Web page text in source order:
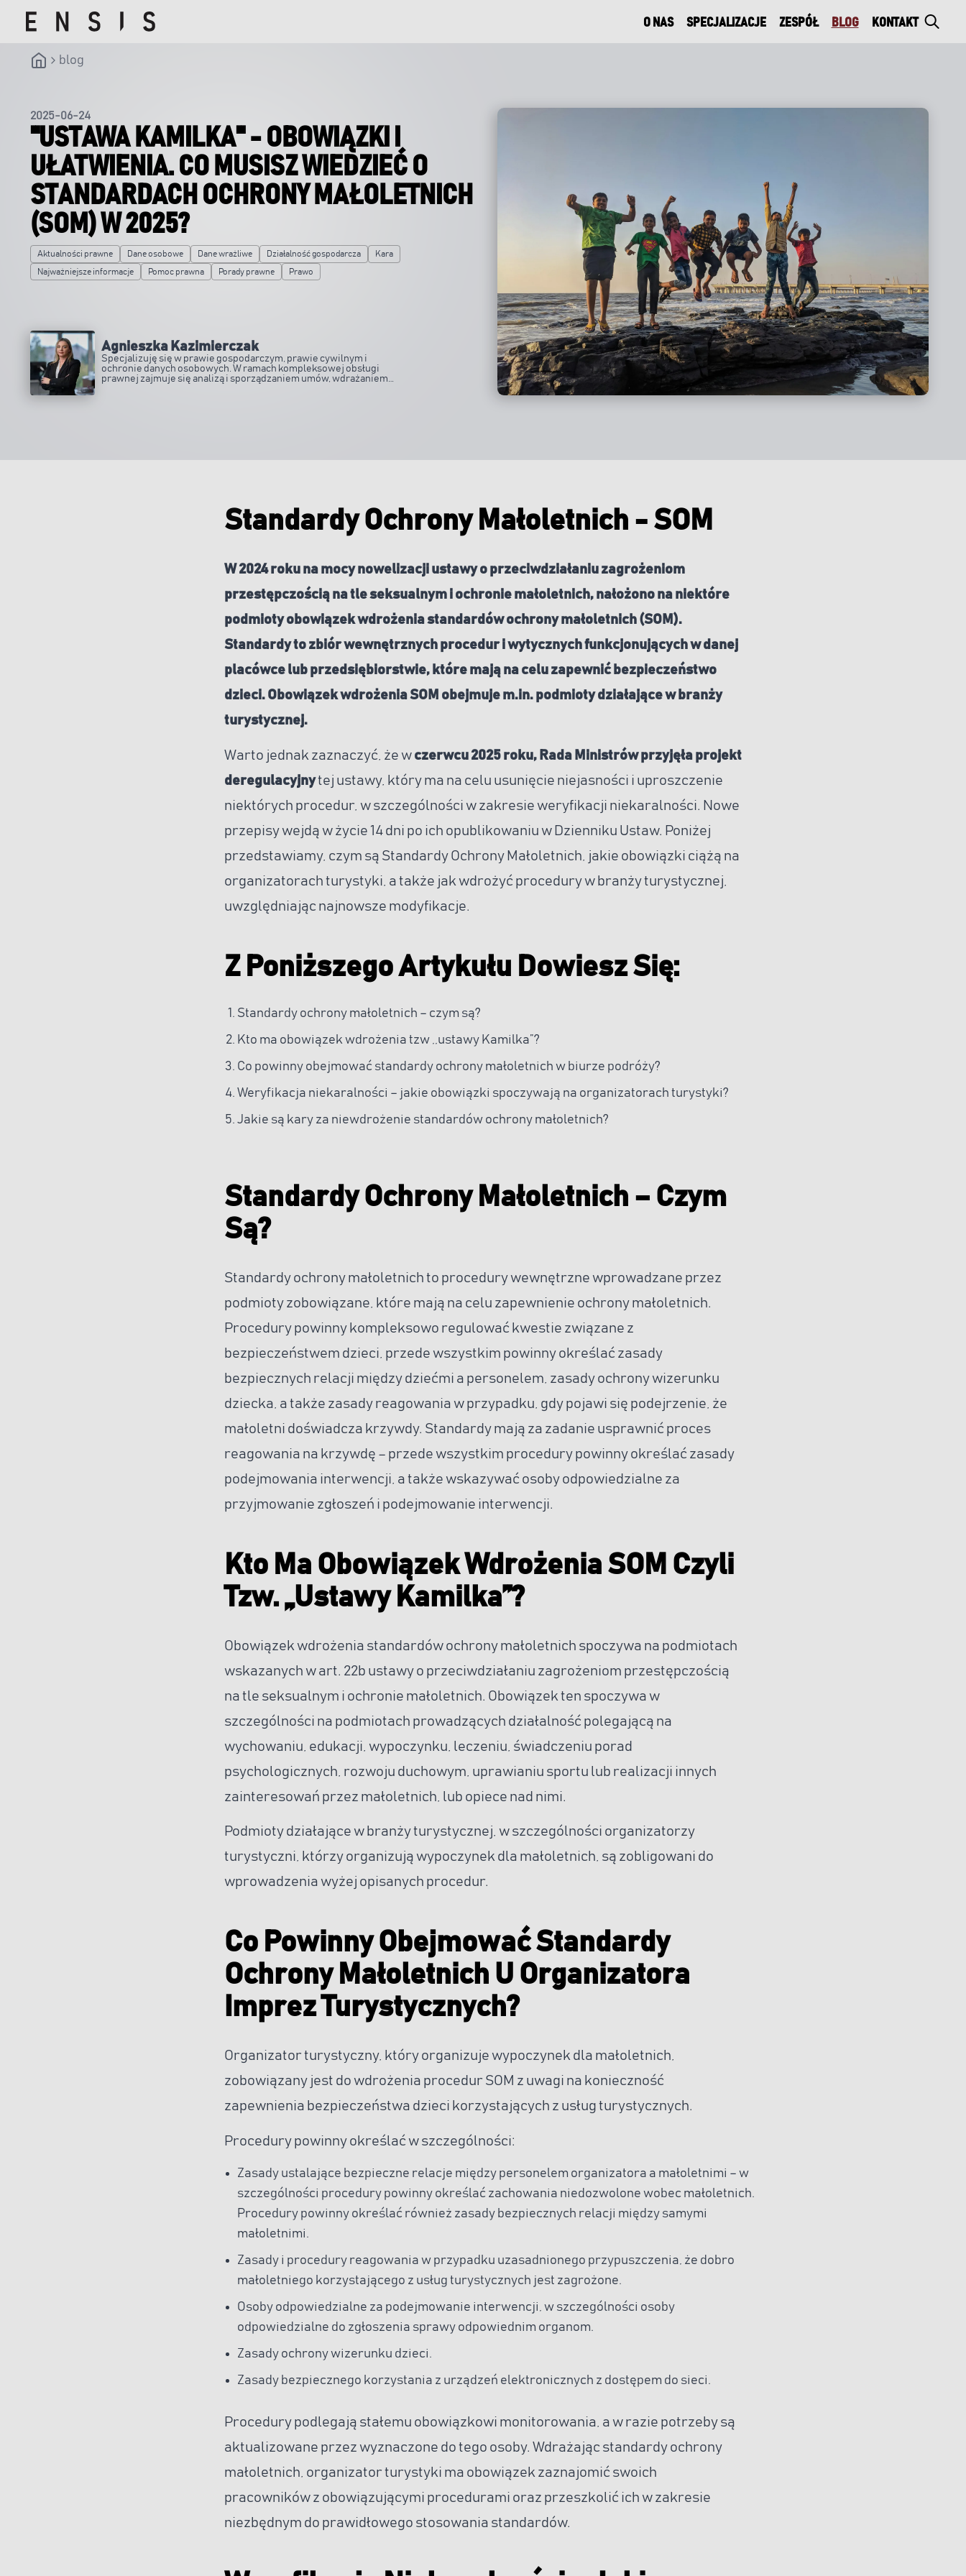
O NAS SPECJALIZACJE ZESPÓŁ BLOG KONTAKT
blog
2025-06-24
"USTAWA KAMILKA" - OBOWIĄZKI I
UŁATWIENIA. CO MUSISZ WIEDZIEĆ O
STANDARDACH OCHRONY MAŁOLETNICH
(SOM) W 2025?
Aktualności prawne Dane osobowe Dane wrażliwe Działalność gospodarcza Kara
Najważniejsze informacje Pomoc prawna Porady prawne Prawo
Agnieszka Kazimierczak
Specjalizuję się w prawie gospodarczym, prawie cywilnym i
ochronie danych osobowych. W ramach kompleksowej obsługi
prawnej zajmuje się analizą i sporządzaniem umów, wdrażaniem
Standardy Ochrony Małoletnich - SOM
W 2024 roku na mocy nowelizacji ustawy o przeciwdziałaniu zagrożeniom
przestępczością na tle seksualnym i ochronie małoletnich, nałożono na niektóre
podmioty obowiązek wdrożenia standardów ochrony małoletnich (SOM).
Standardy to zbiór wewnętrznych procedur i wytycznych funkcjonujących w danej
placówce lub przedsiębiorstwie, które mają na celu zapewnić bezpieczeństwo
dzieci. Obowiązek wdrożenia SOM obejmuje m.in. podmioty działające w branży
turystycznej.
Warto jednak zaznaczyć, że w czerwcu 2025 roku, Rada Ministrów przyjęła projekt
deregulacyjnytej ustawy, który ma na celu usunięcie niejasności i uproszczenie
niektórych procedur, w szczególności w zakresie weryfikacji niekaralności. Nowe
przepisy wejdą w życie 14 dni po ich opublikowaniu w Dzienniku Ustaw. Poniżej
przedstawiamy, czym są Standardy Ochrony Małoletnich, jakie obowiązki ciążą na
organizatorach turystyki, a także jak wdrożyć procedury w branży turystycznej,
uwzględniając najnowsze modyfikacje.
Z Poniższego Artykułu Dowiesz Się:
Standardy ochrony małoletnich – czym są?
Kto ma obowiązek wdrożenia tzw ,,ustawy Kamilka”?
Co powinny obejmować standardy ochrony małoletnich w biurze podróży?
Weryfikacja niekaralności – jakie obowiązki spoczywają na organizatorach turystyki?
Jakie są kary za niewdrożenie standardów ochrony małoletnich?
Standardy Ochrony Małoletnich – Czym
Są?
Standardy ochrony małoletnich to procedury wewnętrzne wprowadzane przez
podmioty zobowiązane, które mają na celu zapewnienie ochrony małoletnich.
Procedury powinny kompleksowo regulować kwestie związane z
bezpieczeństwem dzieci, przede wszystkim powinny określać zasady
bezpiecznych relacji między dziećmi a personelem, zasady ochrony wizerunku
dziecka, a także zasady reagowania w przypadku, gdy pojawi się podejrzenie, że
małoletni doświadcza krzywdy. Standardy mają za zadanie usprawnić proces
reagowania na krzywdę – przede wszystkim procedury powinny określać zasady
podejmowania interwencji, a także wskazywać osoby odpowiedzialne za
przyjmowanie zgłoszeń i podejmowanie interwencji.
Kto Ma Obowiązek Wdrożenia SOM Czyli
Tzw. „Ustawy Kamilka”?
Obowiązek wdrożenia standardów ochrony małoletnich spoczywa na podmiotach
wskazanych w art. 22b ustawy o przeciwdziałaniu zagrożeniom przestępczością
na tle seksualnym i ochronie małoletnich. Obowiązek ten spoczywa w
szczególności na podmiotach prowadzących działalność polegającą na
wychowaniu, edukacji, wypoczynku, leczeniu, świadczeniu porad
psychologicznych, rozwoju duchowym, uprawianiu sportu lub realizacji innych
zainteresowań przez małoletnich, lub opiece nad nimi.
Podmioty działające w branży turystycznej, w szczególności organizatorzy
turystyczni, którzy organizują wypoczynek dla małoletnich, są zobligowani do
wprowadzenia wyżej opisanych procedur.
Co Powinny Obejmować Standardy
Ochrony Małoletnich U Organizatora
Imprez Turystycznych?
Organizator turystyczny, który organizuje wypoczynek dla małoletnich,
zobowiązany jest do wdrożenia procedur SOM z uwagi na konieczność
zapewnienia bezpieczeństwa dzieci korzystających z usług turystycznych.
Procedury powinny określać w szczególności:
Zasady ustalające bezpieczne relacje między personelem organizatora a małoletnimi – w
szczególności procedury powinny określać zachowania niedozwolone wobec małoletnich.
Procedury powinny określać również zasady bezpiecznych relacji między samymi
małoletnimi.
Zasady i procedury reagowania w przypadku uzasadnionego przypuszczenia, że dobro
małoletniego korzystającego z usług turystycznych jest zagrożone.
Osoby odpowiedzialne za podejmowanie interwencji, w szczególności osoby
odpowiedzialne do zgłoszenia sprawy odpowiednim organom.
Zasady ochrony wizerunku dzieci.
Zasady bezpiecznego korzystania z urządzeń elektronicznych z dostępem do sieci.
Procedury podlegają stałemu obowiązkowi monitorowania, a w razie potrzeby są
aktualizowane przez wyznaczone do tego osoby. Wdrażając standardy ochrony
małoletnich, organizator turystyki ma obowiązek zaznajomić swoich
pracowników z obowiązującymi procedurami oraz przeszkolić ich w zakresie
niezbędnym do prawidłowego stosowania standardów.